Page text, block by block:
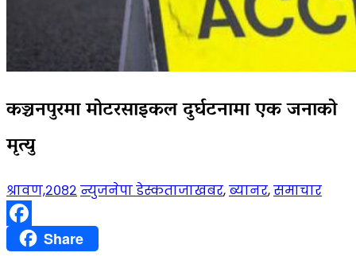
कञ्चनपुरमा मोटरसाइकल दुर्घटनामा एक जनाको
मृत्यु
श्रावण,२०८२ न्युजनेपा डेस्कताजाखबर,ब्यानर,समाचार
FacebookShare